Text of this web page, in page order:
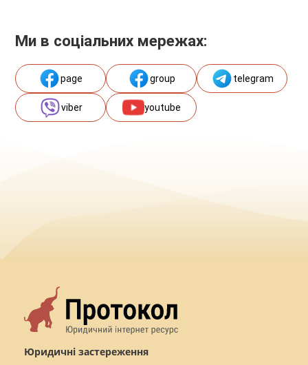
Ми в соціальних мережах:
page group telegram
viber youtube
Юридичні застереження